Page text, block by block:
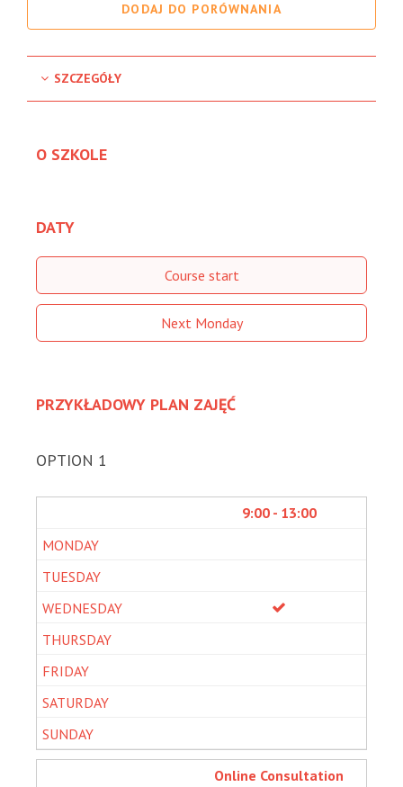
DODAJ DO PORÓWNANIA
SZCZEGÓŁY
O SZKOLE
DATY
Course start
Next Monday
PRZYKŁADOWY PLAN ZAJĘĆ
OPTION 1
9:00 - 13:00
Online Consultation